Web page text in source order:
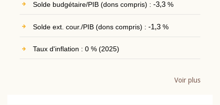
Solde budgétaire/PIB (dons compris) : -3,3%
Solde ext. cour./PIB (dons compris) : -1,3%
Taux d'inflation : 0 % (2025)
Voir plus